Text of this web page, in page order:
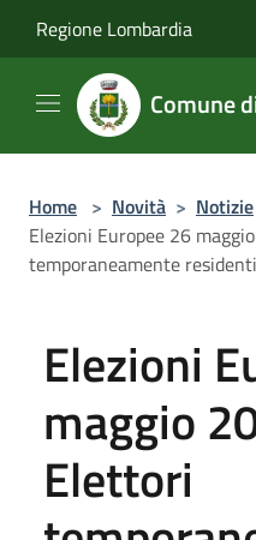
Regione Lombardia
Comune
Home > Novità > Notizie
Elezioni Europee 26
temporaneamente
Elezioni
maggio
Elettori